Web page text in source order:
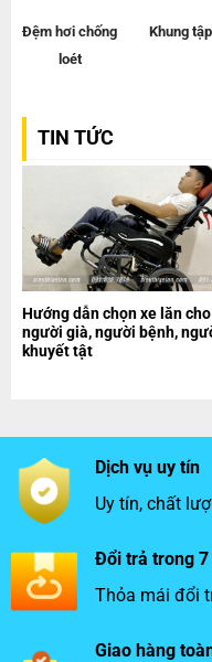
Đệm hơi chống
loét
Khung
TIN TỨC
Hướng dẫn chọn xe lăn cho
người già, người bệnh,
khuyết tật
Dịch vụ uy tín
Uy tín, chất
Đổi trả trong 7
Thỏa mái đổi
Giao hàng